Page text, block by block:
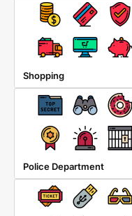
Shopping
Police Department